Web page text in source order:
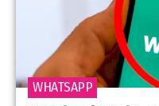
WHATSAPP